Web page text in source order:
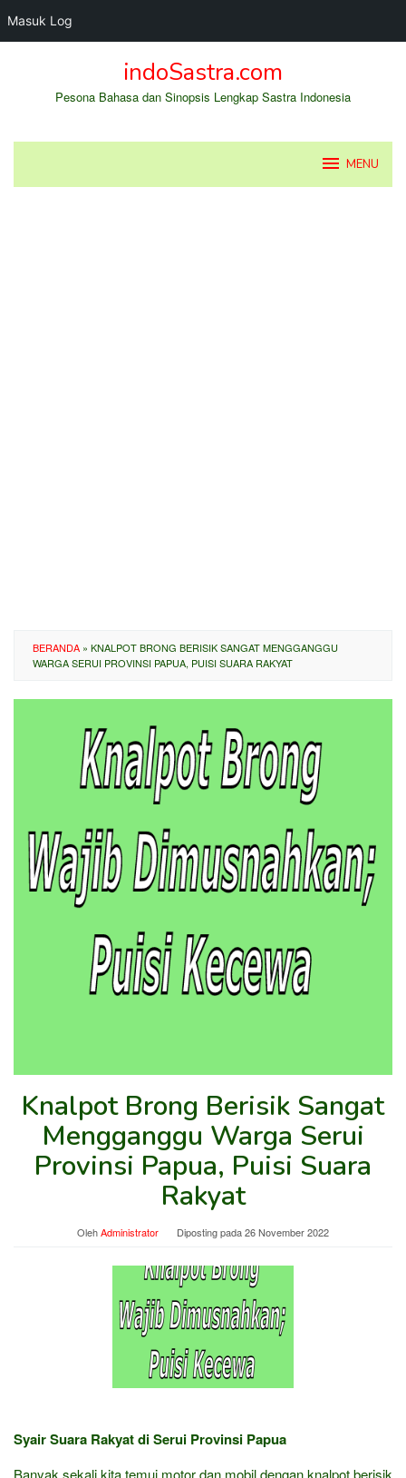
Masuk Log
indoSastra.com
Pesona Bahasa dan Sinopsis Lengkap Sastra Indonesia
MENU
BERANDA » KNALPOT BRONG BERISIK SANGAT MENGGANGGU
WARGA SERUI PROVINSI PAPUA, PUISI SUARA RAKYAT
Knalpot Brong Berisik Sangat
Mengganggu Warga Serui
Provinsi Papua, Puisi Suara
Rakyat
OlehAdministrator Diposting pada26 November 2022
Syair Suara Rakyat di Serui Provinsi Papua
Banyak sekali kita temui motor dan mobil dengan knalpot berisik